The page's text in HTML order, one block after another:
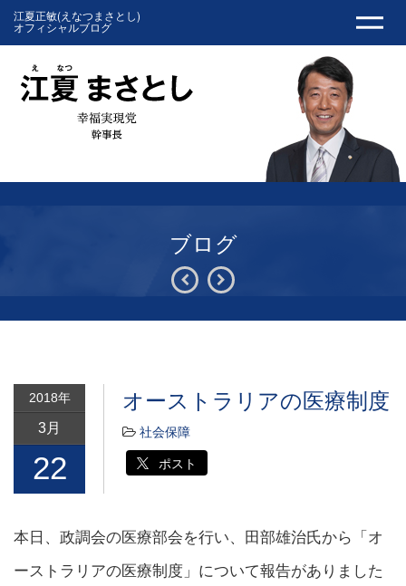
江夏正敏(えなつまさとし)
オフィシャルブログ
ブログ
2018年
3月
22
オーストラリアの医療制度
社会保障
ポスト
本日、政調会の医療部会を行い、田部雄治氏から「オ
ーストラリアの医療制度」について報告がありました